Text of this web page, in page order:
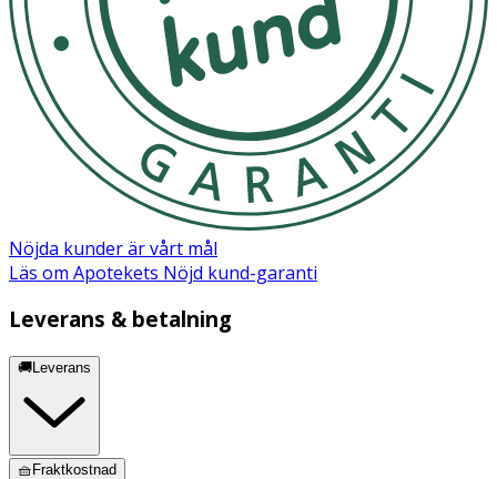
Water (Aqua), Olea Europaea (Olive) Fruit Oil, Glycerin,
Alcohol, Helianthus Annuus (Sunflower) Seed Oil, Ricinus
Communis (Castor) Seed Oil, Butyrospermum Parkii
(Shea) Butter, Euphorbia Cerifera (Candelilla) Wax,
Sorbitan Stearate, Plukenetia Volubilis Seed Oil,
Lysolecithin, Gentiana Septemfida Flower/Leaf/Stem
Extract, Gentiana Acaulis Flower/Leaf Extract,
Leontopodium Alpinum Flower/Leaf Extract, Olea
Europaea (Olive) Leaf Extract, Camellia Sinensis Leaf
Extract, Punica Granatum Extract, Centella Asiatica
Flower/Leaf/Stem Extract, Althaea Officinalis Root Extract,
Betaine, Xanthan Gum, Lactobacillus Ferment Lysate,
Lactobacillus Ferment, Caffeine, Tocopherol, Citric Acid,
Hectorite, Glyceryl Caprylate, Sucrose Cocoate, Sodium
Stearoyl Glutamate. organic ingredient
Märkning: NATRUE
Nöjda kunder är vårt mål
Läs om Apotekets Nöjd kund-garanti
Leverans & betalning
🚚Leverans
🧺Fraktkostnad